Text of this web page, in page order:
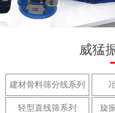
威猛
建材骨料筛分线系列
轻型直线筛系列 旋